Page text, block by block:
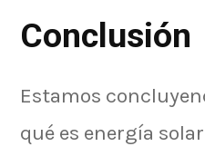
Conclusión
Estamos
qué es energía